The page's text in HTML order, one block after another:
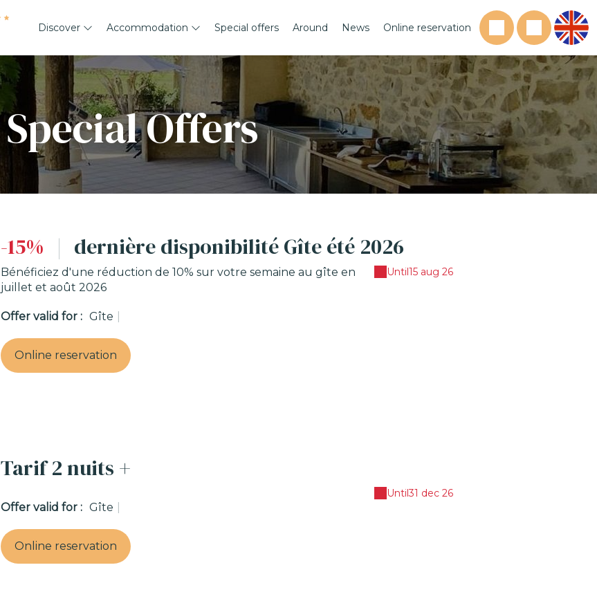
Discover Accommodation Special offers Around News Online reservation
Special Offers
-15% | dernière disponibilité Gîte été 2026
Bénéficiez d'une réduction de 10% sur votre semaine au gîte en
juillet et août 2026
Offer valid for : Gîte
Online reservation
Until15 aug 26
Tarif 2 nuits +
Offer valid for : Gîte
Online reservation
Until31 dec 26